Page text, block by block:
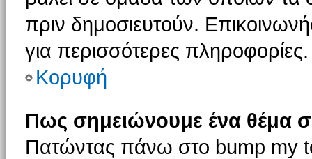
πριν δημοσιευτούν.
για περισσότερες πληροφορίες.
Κορυφή
Πως σημειώνουμε ένα θέμα
Πατώντας πάνω στο bump my